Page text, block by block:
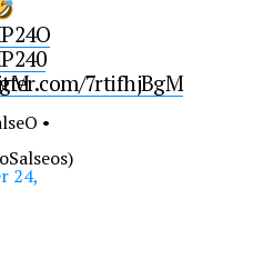
7rtifhjBgM
•
24,